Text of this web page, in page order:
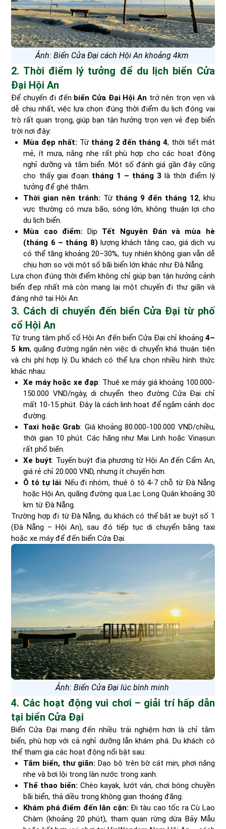
Ảnh: Biển Cửa Đại cách Hội An khoảng 4km
2. Thời điểm lý tưởng để du lịch biển Cửa
Đại Hội An
Để chuyến đi đến biển Cửa Đại Hội An trở nên trọn vẹn và
dễ chịu nhất, việc lựa chọn đúng thời điểm du lịch đóng vai
trò rất quan trọng, giúp bạn tận hưởng trọn vẹn vẻ đẹp biển
trời nơi đây:
Mùa đẹp nhất: Từ tháng 2 đến tháng 4, thời tiết mát
mẻ, ít mưa, nắng nhẹ rất phù hợp cho các hoạt động
nghỉ dưỡng và tắm biển. Một số đánh giá gần đây cũng
cho thấy giai đoạn tháng 1 – tháng 3 là thời điểm lý
tưởng để ghé thăm.
Thời gian nên tránh: Từ tháng 9 đến tháng 12, khu
vực thường có mưa bão, sóng lớn, không thuận lợi cho
du lịch biển.
Mùa cao điểm: Dịp Tết Nguyên Đán và mùa hè
(tháng 6 – tháng 8) lượng khách tăng cao, giá dịch vụ
có thể tăng khoảng 20–30%, tuy nhiên không gian vẫn dễ
chịu hơn so với một số bãi biển lớn khác như Đà Nẵng.
Lựa chọn đúng thời điểm không chỉ giúp bạn tận hưởng cảnh
biển đẹp nhất mà còn mang lại một chuyến đi thư giãn và
đáng nhớ tại Hội An.
3. Cách di chuyển đến biển Cửa Đại từ phố
cổ Hội An
Từ trung tâm phố cổ Hội An đến biển Cửa Đại chỉ khoảng 4–
5 km, quãng đường ngắn nên việc di chuyển khá thuận tiện
và chi phí hợp lý. Du khách có thể lựa chọn nhiều hình thức
khác nhau:
Xe máy hoặc xe đạp: Thuê xe máy giá khoảng 100.000-
150.000 VND/ngày, di chuyển theo đường Cửa Đại chỉ
mất 10-15 phút. Đây là cách linh hoạt để ngắm cảnh dọc
đường.
Taxi hoặc Grab: Giá khoảng 80.000-100.000 VND/chiều,
thời gian 10 phút. Các hãng như Mai Linh hoặc Vinasun
rất phổ biến.
Xe buýt: Tuyến buýt địa phương từ Hội An đến Cẩm An,
giá rẻ chỉ 20.000 VND, nhưng ít chuyến hơn.
Ô tô tự lái: Nếu đi nhóm, thuê ô tô 4-7 chỗ từ Đà Nẵng
hoặc Hội An, quãng đường qua Lạc Long Quân khoảng 30
km từ Đà Nẵng.
Trường hợp đi từ Đà Nẵng, du khách có thể bắt xe buýt số 1
(Đà Nẵng – Hội An), sau đó tiếp tục di chuyển bằng taxi
hoặc xe máy để đến biển Cửa Đại.
Ảnh: Biển Cửa Đại lúc bình minh
4. Các hoạt động vui chơi – giải trí hấp dẫn
tại biển Cửa Đại
Biển Cửa Đại mang đến nhiều trải nghiệm hơn là chỉ tắm
biển, phù hợp với cả nghỉ dưỡng lẫn khám phá. Du khách có
thể tham gia các hoạt động nổi bật sau:
Tắm biển, thư giãn: Dạo bộ trên bờ cát mịn, phơi nắng
nhẹ và bơi lội trong làn nước trong xanh.
Thể thao biển: Chèo kayak, lướt ván, chơi bóng chuyền
bãi biển, thả diều trong không gian thoáng đãng.
Khám phá điểm đến lân cận: Đi tàu cao tốc ra Cù Lao
Chàm (khoảng 20 phút), tham quan rừng dừa Bảy Mẫu